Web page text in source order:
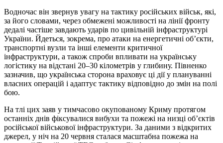
Водночас він звернув увагу на тактику російських військ, які,
за його словами, через обмежені можливості на лінії фронту
дедалі частіше завдають ударів по цивільній інфраструктурі
України. Йдеться, зокрема, про атаки на енергетичні об’єкти,
транспортні вузли та інші елементи критичної
інфраструктури, а також спроби впливати на українську
логістику на відстані 20–30 кілометрів у глибину. Півненко
зазначив, що українська сторона враховує ці дії у плануванні
власних операцій і адаптує тактику відповідно до змін на полі
бою.
На тлі цих заяв у тимчасово окупованому Криму протягом
останніх днів фіксувалися вибухи та пожежі на низці об’єктів
російської військової інфраструктури. За даними з відкритих
джерел, у ніч на 20 червня сталася масштабна пожежа на